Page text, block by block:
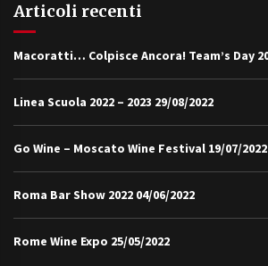
Articoli recenti
Macoratti… Colpisce Ancora! Team’s Day
Linea Scuola 2022 – 2023 29/08/2022
Go Wine – Moscato Wine Festival 19/07/2022
Roma Bar Show 2022 04/06/2022
Rome Wine Expo 25/05/2022